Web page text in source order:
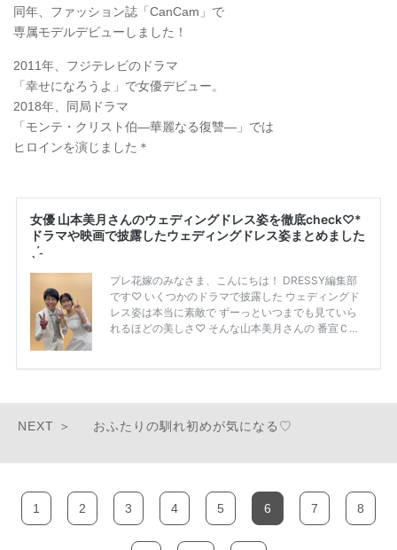
同年、ファッション誌「CanCam」で
専属モデルデビューしました！
2011年、フジテレビのドラマ
「幸せになろうよ」で女優デビュー。
2018年、同局ドラマ
「モンテ・クリスト伯―華麗なる復讐―」では
ヒロインを演じました＊
おふたりの馴れ初めが気になる♡
1 2 3 4 5 6 7 8